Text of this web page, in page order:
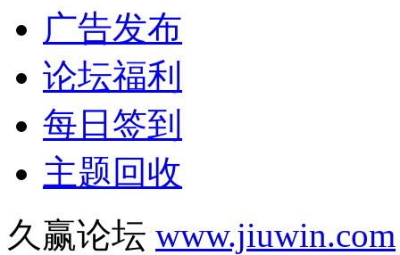
广告发布
论坛福利
每日签到
主题回收
久赢论坛 www.jiuwin.com